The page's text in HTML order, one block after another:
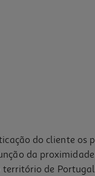
do cliente os
da
território de